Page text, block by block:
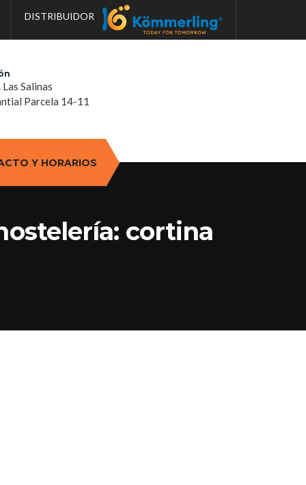
DISTRIBUIDOR
Las Salinas
Parcela 14-11
Y HORARIOS
cortina